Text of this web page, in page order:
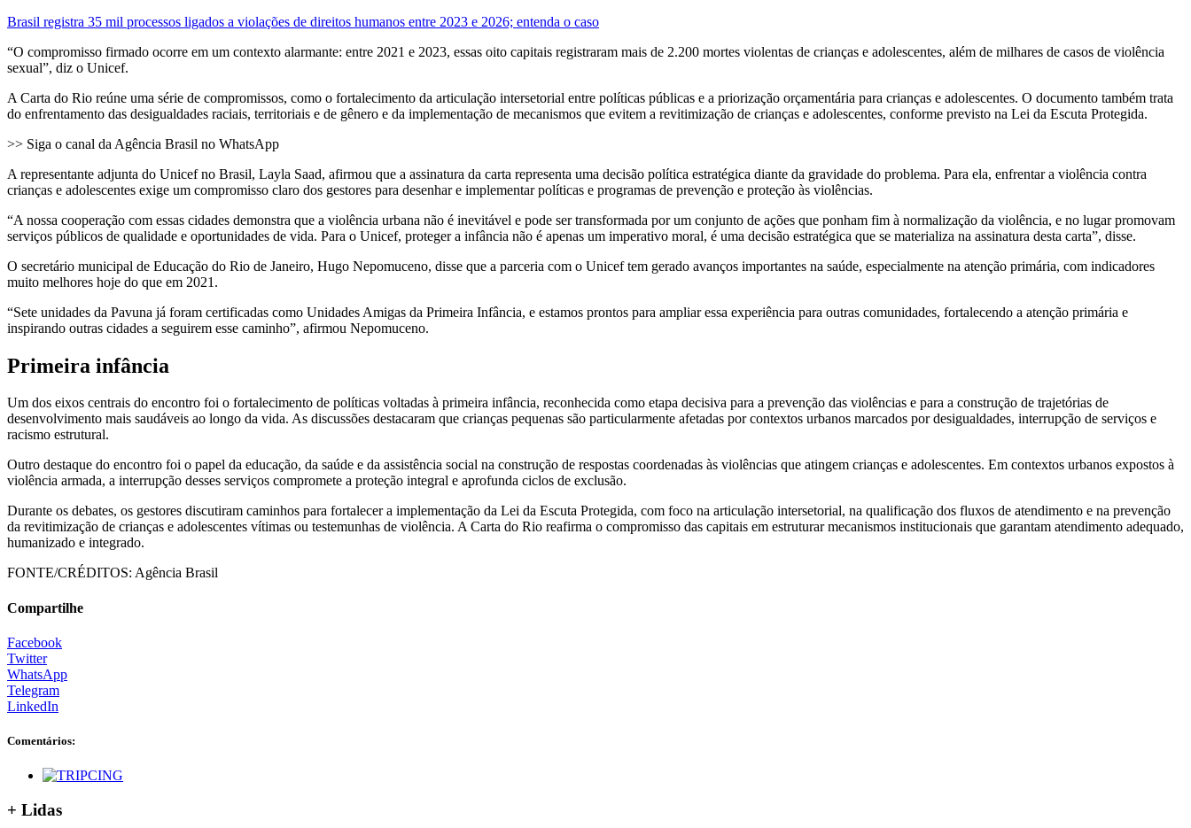
Brasil registra 35 mil processos ligados a violações de direitos humanos entre 2023 e 2026; entenda o caso
“O compromisso firmado ocorre em um contexto alarmante: entre 2021 e 2023, essas oito capitais registraram mais de 2.200 mortes violentas de crianças e adolescentes, além de milhares de casos de violência
sexual”, diz o Unicef.
A Carta do Rio reúne uma série de compromissos, como o fortalecimento da articulação intersetorial entre políticas públicas e a priorização orçamentária para crianças e adolescentes. O documento também trata
do enfrentamento das desigualdades raciais, territoriais e de gênero e da implementação de mecanismos que evitem a revitimização de crianças e adolescentes, conforme previsto na Lei da Escuta Protegida.
>> Siga o canal da Agência Brasil no WhatsApp
A representante adjunta do Unicef no Brasil, Layla Saad, afirmou que a assinatura da carta representa uma decisão política estratégica diante da gravidade do problema. Para ela, enfrentar a violência contra
crianças e adolescentes exige um compromisso claro dos gestores para desenhar e implementar políticas e programas de prevenção e proteção às violências.
“A nossa cooperação com essas cidades demonstra que a violência urbana não é inevitável e pode ser transformada por um conjunto de ações que ponham fim à normalização da violência, e no lugar promovam
serviços públicos de qualidade e oportunidades de vida. Para o Unicef, proteger a infância não é apenas um imperativo moral, é uma decisão estratégica que se materializa na assinatura desta carta”, disse.
O secretário municipal de Educação do Rio de Janeiro, Hugo Nepomuceno, disse que a parceria com o Unicef tem gerado avanços importantes na saúde, especialmente na atenção primária, com indicadores
muito melhores hoje do que em 2021.
“Sete unidades da Pavuna já foram certificadas como Unidades Amigas da Primeira Infância, e estamos prontos para ampliar essa experiência para outras comunidades, fortalecendo a atenção primária e
inspirando outras cidades a seguirem esse caminho”, afirmou Nepomuceno.
Primeira infância
Um dos eixos centrais do encontro foi o fortalecimento de políticas voltadas à primeira infância, reconhecida como etapa decisiva para a prevenção das violências e para a construção de trajetórias de
desenvolvimento mais saudáveis ao longo da vida. As discussões destacaram que crianças pequenas são particularmente afetadas por contextos urbanos marcados por desigualdades, interrupção de serviços e
racismo estrutural.
Outro destaque do encontro foi o papel da educação, da saúde e da assistência social na construção de respostas coordenadas às violências que atingem crianças e adolescentes. Em contextos urbanos expostos à
violência armada, a interrupção desses serviços compromete a proteção integral e aprofunda ciclos de exclusão.
Durante os debates, os gestores discutiram caminhos para fortalecer a implementação da Lei da Escuta Protegida, com foco na articulação intersetorial, na qualificação dos fluxos de atendimento e na prevenção
da revitimização de crianças e adolescentes vítimas ou testemunhas de violência. A Carta do Rio reafirma o compromisso das capitais em estruturar mecanismos institucionais que garantam atendimento adequado,
humanizado e integrado.
FONTE/CRÉDITOS: Agência Brasil
Compartilhe
Facebook
Twitter
WhatsApp
Telegram
LinkedIn
Comentários:
+ Lidas